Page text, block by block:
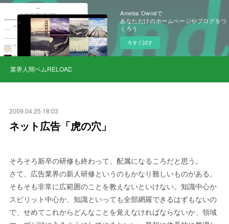
Ameba Owndで
あなただけのホームページやブログをつ
くろう
今すぐ試す
業界人間ベムRELOAD
2009.04.25 18:03
ネット広告「虎の穴」
そろそろ新卒の研修も終わって、配属になるころだと思う。
さて、広告業界の新人研修というのもかなり難しいものがある。
そもそも非常に広範囲のことを教えないといけない。知識中心か
スピリット中心か、知識といっても全部網羅できるはずもないの
で、せめてこれからどんなことを覚えなければならないか、領域